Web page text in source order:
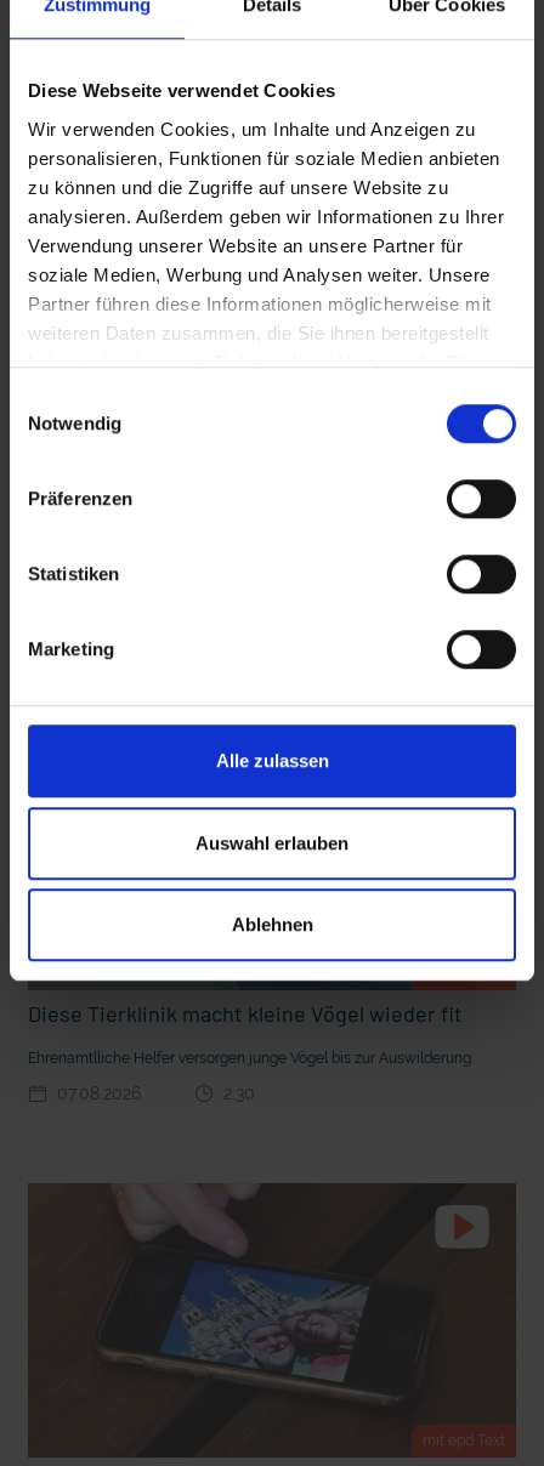
Zustimmung Details Über Cookies
Diese Webseite verwendet Cookies
Wir verwenden Cookies, um Inhalte und Anzeigen zu
personalisieren, Funktionen für soziale Medien anbieten
zu können und die Zugriffe auf unsere Website zu
analysieren. Außerdem geben wir Informationen zu Ihrer
Verwendung unserer Website an unsere Partner für
soziale Medien, Werbung und Analysen weiter. Unsere
Partner führen diese Informationen möglicherweise mit
weiteren Daten zusammen, die Sie ihnen bereitgestellt
haben oder die sie im Rahmen Ihrer Nutzung der Dienste
Notwendig
Präferenzen
Statistiken
Marketing
Alle zulassen
Auswahl erlauben
Ablehnen
In Sicherheit in Deutschland, in Gedanken im Krieg
Nachhaltige Geldanlage: Rendite mit gutem Gewissen?
Hobby-Gärtner unter Wasser IT
Zusätzliches Material
interessieren
Diese Tierklinik macht kleine Vögel wieder fit
Ehrenamtlliche Helfer versorgen junge Vögel bis zur Auswilderung
07.08.2026 2:30
mit epd Text